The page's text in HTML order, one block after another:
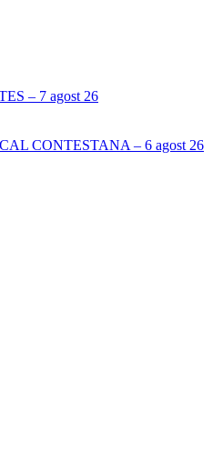
– 7 agost 26
CONTESTANA – 6 agost 26